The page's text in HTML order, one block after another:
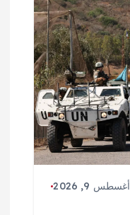
أغسطس 9, 2026